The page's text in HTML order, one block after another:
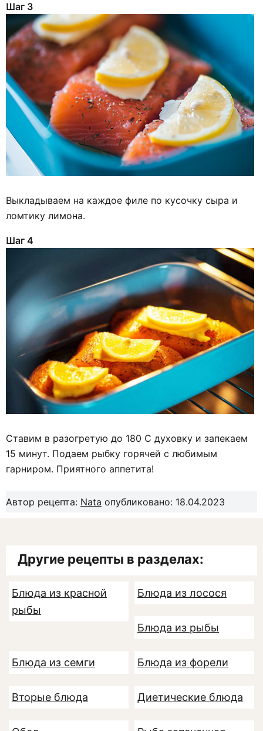
Шаг 3
Выкладываем на каждое филе по кусочку сыра и
ломтику лимона.
Шаг 4
Ставим в разогретую до 180 С духовку и запекаем
15 минут. Подаем рыбку горячей с любимым
гарниром. Приятного аппетита!
Автор рецепта: Nata опубликовано: 18.04.2023
Другие рецепты в разделах:
Блюда из красной
рыбы
Блюда из лосося
Блюда из рыбы
Блюда из семги Блюда из форели
Вторые блюда Диетические блюда